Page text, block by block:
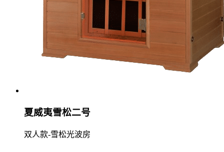
夏威夷雪松二号
双人款-雪松光波房